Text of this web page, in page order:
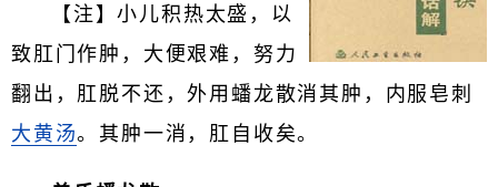
【注】小儿积热太盛，以
致肛门作肿，大便艰难，努力
翻出，肛脱不还，外用蟠龙散消其肿，内服皂刺
大黄汤。其肿一消，肛自收矣。